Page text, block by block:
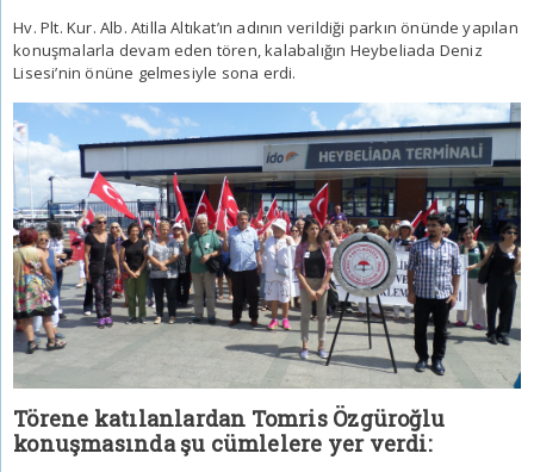
Hv. Plt. Kur. Alb. Atilla Altıkat’ın adının verildiği parkın önünde yapılan
konuşmalarla devam eden tören, kalabalığın Heybeliada Deniz
Lisesi’nin önüne gelmesiyle sona erdi.
Törene katılanlardan Tomris Özgüroğlu
konuşmasında şu cümlelere yer verdi: